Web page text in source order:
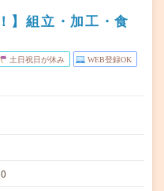
】組立・加工・食
土日祝日が休み WEB登録OK